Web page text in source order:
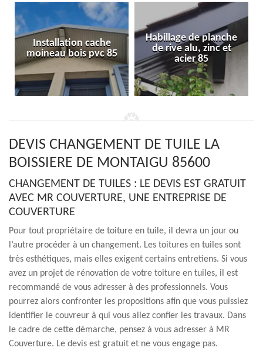
Installation cache
moineau bois pvc 85
Habillage de planche
de rive alu, zinc et
acier 85
DEVIS CHANGEMENT DE TUILE LA
BOISSIERE DE MONTAIGU 85600
CHANGEMENT DE TUILES : LE DEVIS EST GRATUIT
AVEC MR COUVERTURE, UNE ENTREPRISE DE
COUVERTURE
Pour tout propriétaire de toiture en tuile, il devra un jour ou
l’autre procéder à un changement. Les toitures en tuiles sont
très esthétiques, mais elles exigent certains entretiens. Si vous
avez un projet de rénovation de votre toiture en tuiles, il est
recommandé de vous adresser à des professionnels. Vous
pourrez alors confronter les propositions afin que vous puissiez
identifier le couvreur à qui vous allez confier les travaux. Dans
le cadre de cette démarche, pensez à vous adresser à MR
Couverture. Le devis est gratuit et ne vous engage pas.